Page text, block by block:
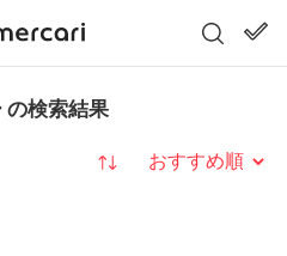
の検索結果
並び替え